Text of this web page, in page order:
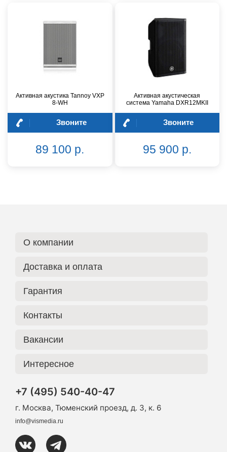
Активная акустика Tannoy VXP
8-WH
Звоните
89 100 р.
Активная акустическая
система Yamaha DXR12MKII
Звоните
95 900 р.
О компании
Доставка и оплата
Гарантия
Контакты
Вакансии
Интересное
+7 (495) 540-40-47
г. Москва, Тюменский проезд, д. 3, к. 6
info@vismedia.ru